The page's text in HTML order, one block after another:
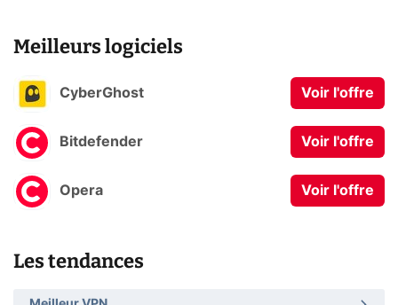
Meilleurs logiciels
CyberGhost Voir l'offre
Bitdefender Voir l'offre
Opera Voir l'offre
Les tendances